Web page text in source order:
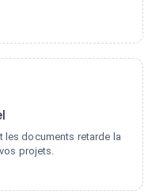
les documents retarde la
projets.